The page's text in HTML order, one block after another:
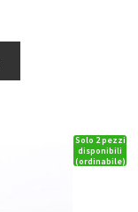
Solo 2 pezzi
disponibili
(ordinabile)